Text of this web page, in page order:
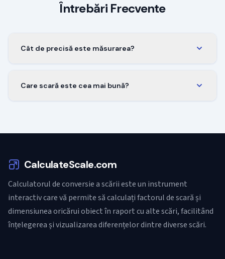
Întrebări Frecvente
Cât de precisă este măsurarea?
măsurare.
Care scară este cea mai bună?
CalculateScale.com
Calculatorul de conversie a scării este un instrument
interactiv care vă permite să calculați factorul de scară și
dimensiunea oricărui obiect în raport cu alte scări, facilitând
înțelegerea și vizualizarea diferențelor dintre diverse scări.